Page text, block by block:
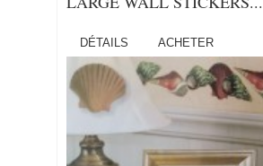
DÉTAILS ACHETER